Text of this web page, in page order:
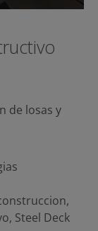
de losas y
,
, Steel Deck